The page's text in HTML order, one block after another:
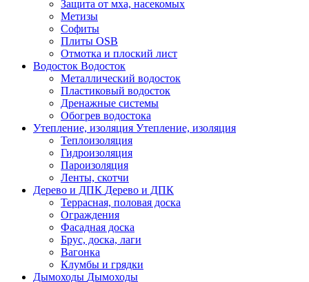
Защита от мха, насекомых
Метизы
Софиты
Плиты OSB
Отмотка и плоский лист
Водосток Водосток
Металлический водосток
Пластиковый водосток
Дренажные системы
Обогрев водостока
Утепление, изоляция Утепление, изоляция
Теплоизоляция
Гидроизоляция
Пароизоляция
Ленты, скотчи
Дерево и ДПК Дерево и ДПК
Террасная, половая доска
Ограждения
Фасадная доска
Брус, доска, лаги
Вагонка
Клумбы и грядки
Дымоходы Дымоходы